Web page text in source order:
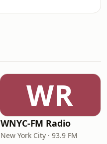
WR
WNYC-FM Radio
New York City · 93.9 FM